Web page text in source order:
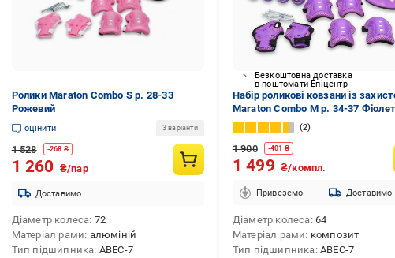
Ролики Maraton Combo S р. 28-33
Рожевий
оцінити 3 варіанти
1 528 -268 ₴
1 260 ₴/пар
Доставимо
Діаметр колеса 72
Матеріал рами алюміній
Тип підшипника ABEC-7
Безкоштовна доставка
в поштомати Епіцентр
Набір роликові ковзани із
Maraton Combo M р. 34-37
(7001/2)
2
1 900 -401 ₴
1 499 ₴/компл.
Привеземо Доставимо
Діаметр колеса 64
Матеріал рами композит
Тип підшипника ABEC-7